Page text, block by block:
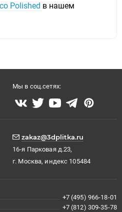
Polished в нашем
Мы в соц.сетях:
zakaz@3dplitka.ru
16-я Парковая д.23,
г. Москва, индекс 105484
+7 (495) 966-18-01
+7 (812) 309-35-78